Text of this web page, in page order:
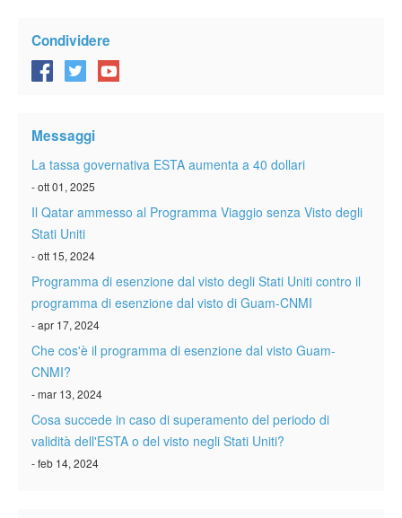
Viaggio senza Visto
ESTA info
Contatto
Condividere
Messaggi
La tassa governativa ESTA aumenta a 40 dollari
- ott 01, 2025
Il Qatar ammesso al Programma Viaggio senza Visto degli
Stati Uniti
- ott 15, 2024
Programma di esenzione dal visto degli Stati Uniti contro il
programma di esenzione dal visto di Guam-CNMI
- apr 17, 2024
Che cos'è il programma di esenzione dal visto Guam-
CNMI?
- mar 13, 2024
Cosa succede in caso di superamento del periodo di
validità dell'ESTA o del visto negli Stati Uniti?
- feb 14, 2024